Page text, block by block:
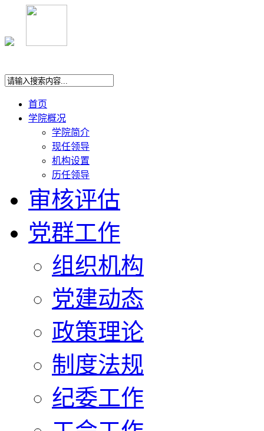
首页
学院概况
学院简介
现任领导
机构设置
历任领导
审核评估
党群工作
组织机构
党建动态
政策理论
制度法规
纪委工作